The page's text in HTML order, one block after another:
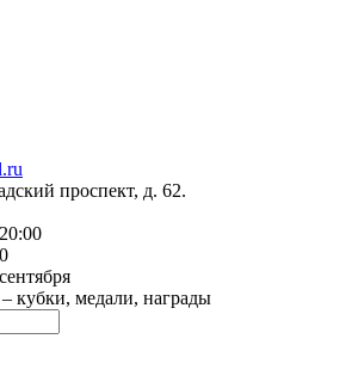
проспект, д. 62.
кубки, медали, награды